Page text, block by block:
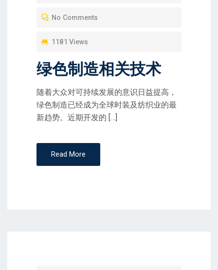
N
No Comments
1181 Views
绿色制造相关技术
随着大众对可持续发展的意识日益提高，
绿色制造已经成为全球时装及纺织业的最
新趋势。近期开发的 […]
Read More